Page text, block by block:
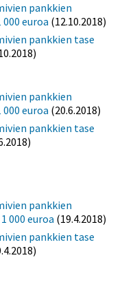
pankkien
euroa (12.10.2018)
pankkien tase
pankkien
euroa (20.6.2018)
pankkien tase
pankkien
000 euroa (19.4.2018)
pankkien tase